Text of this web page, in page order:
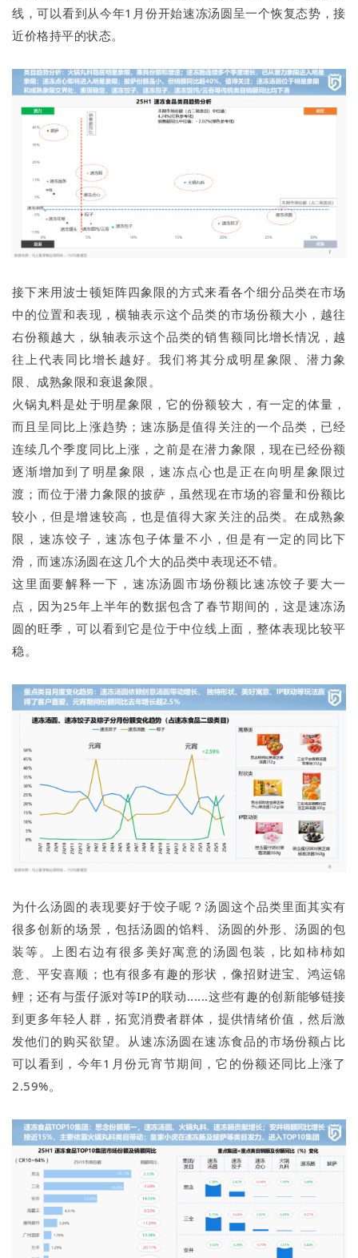
线，可以看到从今年1月份开始速冻汤圆呈一个恢复态势，接
近价格持平的状态。
接下来用波士顿矩阵四象限的方式来看各个细分品类在市场
中的位置和表现，横轴表示这个品类的市场份额大小，越往
右份额越大，纵轴表示这个品类的销售额同比增长情况，越
往上代表同比增长越好。我们将其分成明星象限、潜力象
限、成熟象限和衰退象限。
火锅丸料是处于明星象限，它的份额较大，有一定的体量，
而且呈同比上涨趋势；速冻肠是值得关注的一个品类，已经
连续几个季度同比上涨，之前是在潜力象限，现在已经份额
逐渐增加到了明星象限，速冻点心也是正在向明星象限过
渡；而位于潜力象限的披萨，虽然现在市场的容量和份额比
较小，但是增速较高，也是值得大家关注的品类。在成熟象
限，速冻饺子，速冻包子体量不小，但是有一定的同比下
滑，而速冻汤圆在这几个大的品类中表现还不错。
这里面要解释一下，速冻汤圆市场份额比速冻饺子要大一
点，因为25年上半年的数据包含了春节期间的，这是速冻汤
圆的旺季，可以看到它是位于中位线上面，整体表现比较平
稳。
为什么汤圆的表现要好于饺子呢？汤圆这个品类里面其实有
很多创新的场景，包括汤圆的馅料、汤圆的外形、汤圆的包
装等。上图右边有很多美好寓意的汤圆包装，比如柿柿如
意、平安喜顺；也有很多有趣的形状，像招财进宝、鸿运锦
鲤；还有与蛋仔派对等IP的联动......这些有趣的创新能够链接
到更多年轻人群，拓宽消费者群体，提供情绪价值，然后激
发他们的购买欲望。从速冻汤圆在速冻食品的市场份额占比
可以看到，今年1月份元宵节期间，它的份额还同比上涨了
2.59%。